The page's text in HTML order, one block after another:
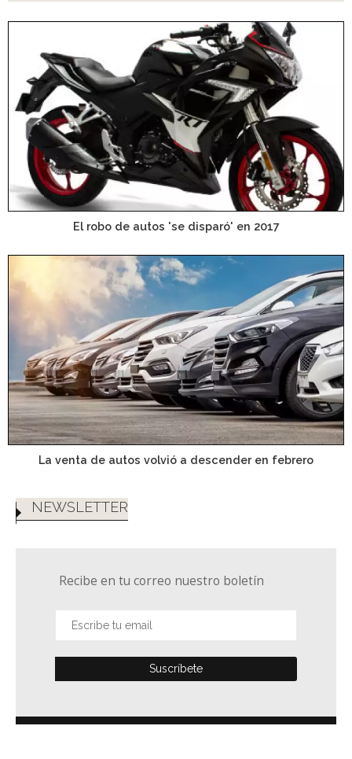
El robo de autos 'se disparó' en 2017
La venta de autos volvió a descender en febrero
NEWSLETTER
Recibe en tu correo nuestro boletín